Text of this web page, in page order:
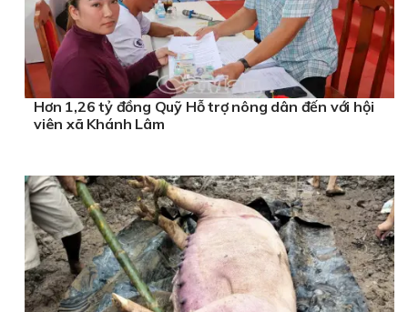
Hơn 1,26 tỷ đồng Quỹ Hỗ trợ nông dân đến với hội
viên xã Khánh Lâm